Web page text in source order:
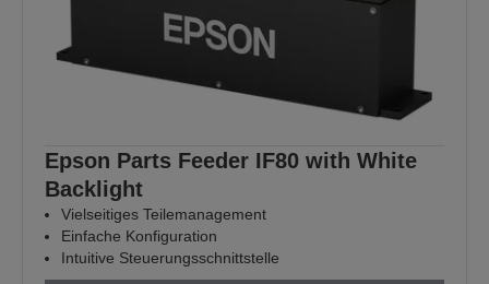
Epson Parts Feeder IF80 with White
Backlight
Vielseitiges Teilemanagement
Einfache Konfiguration
Intuitive Steuerungsschnittstelle